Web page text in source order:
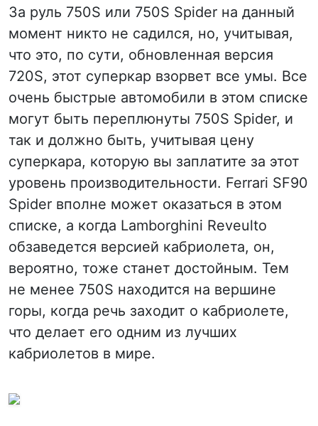
За руль 750S или 750S Spider на данный
момент никто не садился, но, учитывая,
что это, по сути, обновленная версия
720S, этот суперкар взорвет все умы. Все
очень быстрые автомобили в этом списке
могут быть переплюнуты 750S Spider, и
так и должно быть, учитывая цену
суперкара, которую вы заплатите за этот
уровень производительности. Ferrari SF90
Spider вполне может оказаться в этом
списке, а когда Lamborghini Reveulto
обзаведется версией кабриолета, он,
вероятно, тоже станет достойным. Тем
не менее 750S находится на вершине
горы, когда речь заходит о кабриолете,
что делает его одним из лучших
кабриолетов в мире.